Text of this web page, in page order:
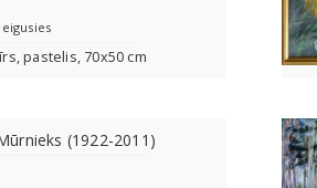
pastelis, 70x50 cm
(1922-2011)